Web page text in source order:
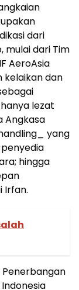
dari
mulai dari Tim
AeroAsia
kelaikan dan
lezat
Angkasa
yang
hingga
Irfan.
Indonesia